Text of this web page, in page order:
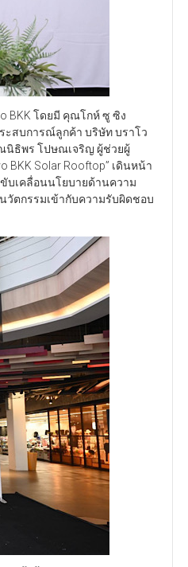
BKK โดยมี คุณโกห์ ซู ซิง
ะสบการณ์ลูกค้า บริษัท บราโว
นิธิพร โปษณเจริญ ผู้ช่วยผู้
BKK Solar Rooftop” เดินหน้า
บเคลื่อนนโยบายด้านความ
วัตกรรมเข้ากับความรับผิดชอบ